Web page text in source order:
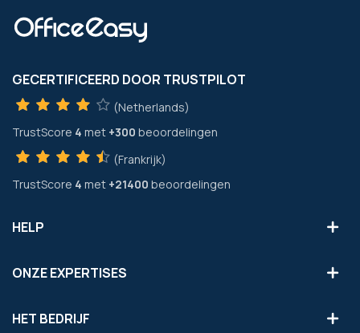
GECERTIFICEERD DOOR TRUSTPILOT
(Netherlands)
TrustScore 4 met +300 beoordelingen
(Frankrijk)
TrustScore 4 met +21400 beoordelingen
HELP
ONZE EXPERTISES
HET BEDRIJF